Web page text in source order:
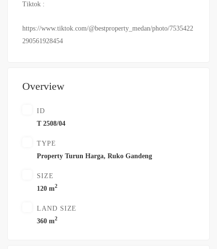
Tiktok :
https://www.tiktok.com/@bestproperty_medan/photo/7535422
290561928454
Overview
ID
T 2508/04
TYPE
Property Turun Harga, Ruko Gandeng
SIZE
120 m2
LAND SIZE
360 m2